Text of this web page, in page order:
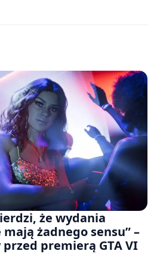
że wydania
żadnego sensu” –
premierą GTA VI